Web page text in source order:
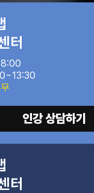
터
인강 상담하기
터